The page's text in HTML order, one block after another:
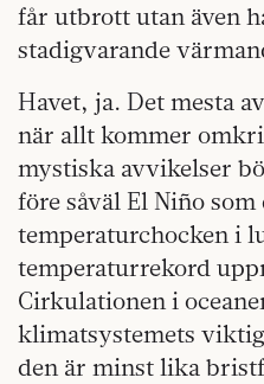
får utbrott utan även
stadigvarande
Havet, ja. Det mesta
när allt kommer
mystiska avvikelser
före såväl El Niño
temperaturchocken i
temperaturrekord
Cirkulationen i
klimatsystemets
den är minst lika